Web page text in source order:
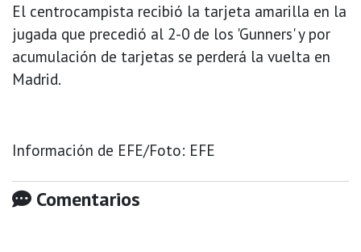
El centrocampista recibió la tarjeta amarilla en la
jugada que precedió al 2-0 de los 'Gunners' y por
acumulación de tarjetas se perderá la vuelta en
Madrid.
Información de EFE/Foto: EFE
Comentarios